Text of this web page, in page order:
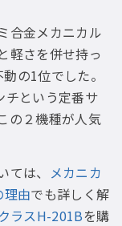
合金メカニカル
軽さを併せ持っ
の1位でした。
チという定番サ
の２機種が人気
は、
メカニカ
由でも詳しく解
ラスH-201Bを購